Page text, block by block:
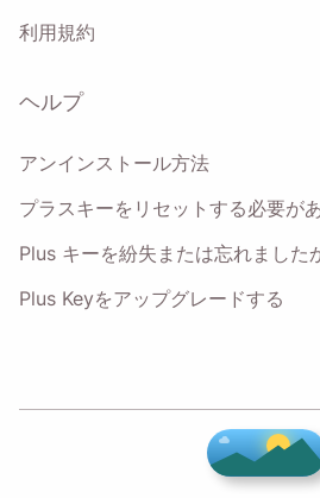
利用規約
ヘルプ
アンインストール方法
プラスキーをリセットする必要が
Plus キーを紛失または忘れました
Plus Keyをアップグレードする